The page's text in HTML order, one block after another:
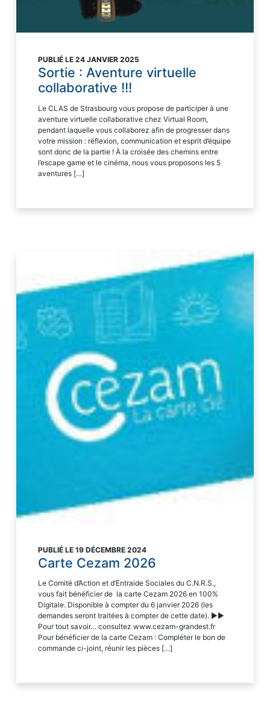
PUBLIÉ LE 24 JANVIER 2025
Sortie : Aventure virtuelle
collaborative !!!
Le CLAS de Strasbourg vous propose de participer à une
aventure virtuelle collaborative chez Virtual Room,
pendant laquelle vous collaborez afin de progresser dans
votre mission : réflexion, communication et esprit d’équipe
sont donc de la partie ! À la croisée des chemins entre
l’escape game et le cinéma, nous vous proposons les 5
aventures […]
PUBLIÉ LE 19 DÉCEMBRE 2024
Carte Cezam 2026
Le Comité d’Action et d’Entraide Sociales du C.N.R.S.,
vous fait bénéficier de la carte Cezam 2026 en 100%
Digitale. Disponible à compter du 6 janvier 2026 (les
demandes seront traitées à compter de cette date). ►►
Pour tout savoir… consultez www.cezam-grandest.fr
Pour bénéficier de la carte Cezam : Compléter le bon de
commande ci-joint, réunir les pièces […]